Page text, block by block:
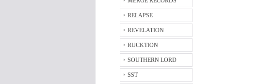
RELAPSE
REVELATION
RUCKTION
SOUTHERN LORD
SST